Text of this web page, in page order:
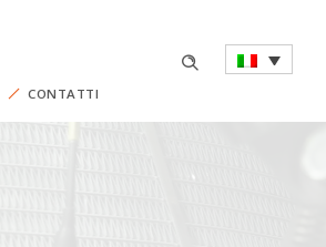
CONTATTI